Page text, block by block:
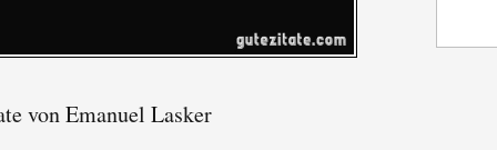
von Emanuel Lasker